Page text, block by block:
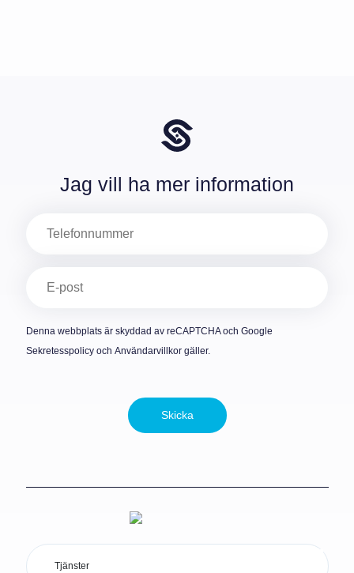
Jag vill ha mer information
post
Denna webbplats är skyddad av reCAPTCHA och Google
Sekretesspolicyoch Användarvillkorgäller.
Skicka
Tjänster